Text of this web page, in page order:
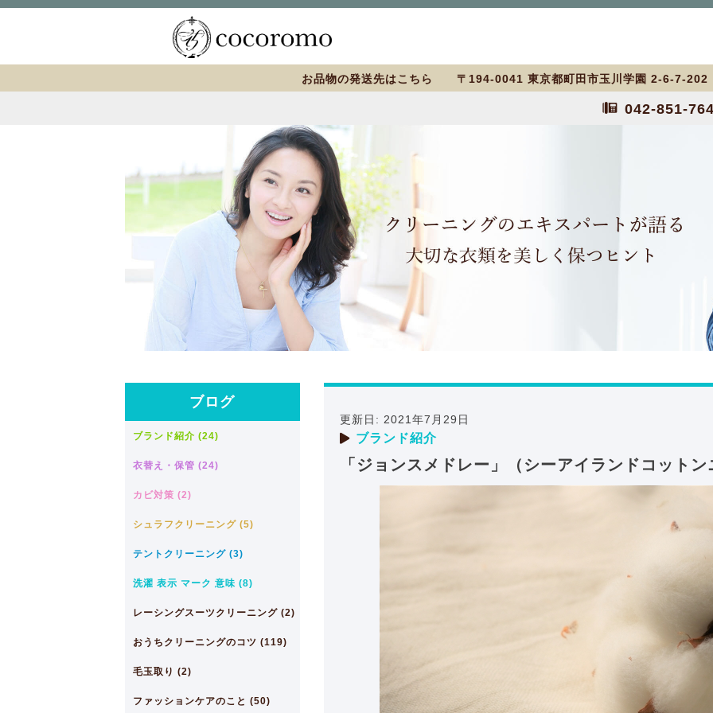
お品物の発送先はこちら 〒194-0041 東京都町田市玉川学園 2-6-7-
042-851-
更新日: 2021年7月29日
ブランド紹介
「ジョンスメドレー」（シーアイランドコット
ブログ
ブランド紹介 (24)
衣替え・保管 (24)
カビ対策 (2)
シュラフクリーニング (5)
テントクリーニング (3)
洗濯 表示 マーク 意味 (8)
レーシングスーツクリーニング (2)
おうちクリーニングのコツ (119)
毛玉取り (2)
ファッションケアのこと (50)